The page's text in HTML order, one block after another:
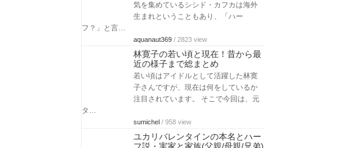
気を集めているシシド・カフカは海外
生まれということもあり、「ハー
フ？」と言…
aquanaut369 / 2823 view
林寛子の若い頃と現在！昔から最
近の様子まで総まとめ
若い頃はアイドルとして活躍した林寛
子さんですが、現在は何をしているか
注目されています。 そこで今回は、元
タ…
sumichel / 958 view
ユカリバレンタインの本名とハー